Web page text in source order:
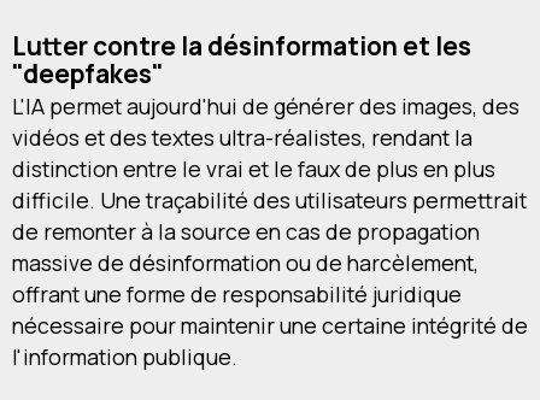
Lutter contre la désinformation et les
"deepfakes"
L'IA permet aujourd'hui de générer des images, des
vidéos et des textes ultra-réalistes, rendant la
distinction entre le vrai et le faux de plus en plus
difficile. Une traçabilité des utilisateurs permettrait
de remonter à la source en cas de propagation
massive de désinformation ou de harcèlement,
offrant une forme de responsabilité juridique
nécessaire pour maintenir une certaine intégrité de
l'information publique.